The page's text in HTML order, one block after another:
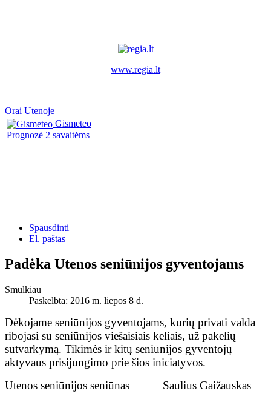
www.regia.lt
Orai Utenoje
Gismeteo
Prognozė 2 savaitėms
Spausdinti
El. paštas
Padėka Utenos seniūnijos gyventojams
Smulkiau
Paskelbta: 2016 m. liepos 8 d.
Dėkojame seniūnijos gyventojams, kurių privati valda
ribojasi su seniūnijos viešaisiais keliais, už pakelių
sutvarkymą. Tikimės ir kitų seniūnijos gyventojų
aktyvaus prisijungimo prie šios iniciatyvos.
Utenos seniūnijos seniūnas Saulius Gaižauskas